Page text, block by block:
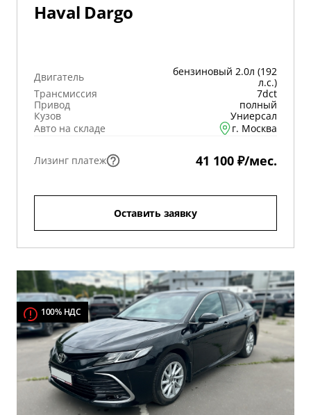
Haval Dargo
Двигатель
бензиновый 2.0л (192
л.с.)
Трансмиссия
7dct
Привод
полный
Кузов
Униерсал
Авто на складе
г. Москва
Лизинг платеж 41 100 ₽/мес.
Оставить заявку
100% НДС